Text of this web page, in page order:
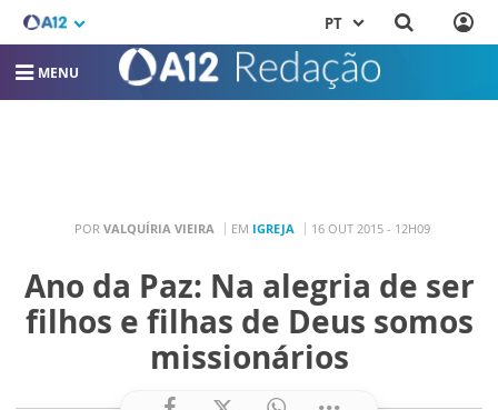
PT
MENU
POR VALQUÍRIA VIEIRA EM IGREJA 16 OUT 2015 - 12H09
Ano da Paz: Na alegria de ser
filhos e filhas de Deus somos
missionários